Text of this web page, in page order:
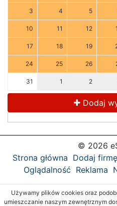
3 4 5
10 11 12
17 18 19
24 25 26
31 1 2
Dodaj
© 2026
Strona główna Dodaj
Oglądalność Reklama
Używamy plików cookies oraz
umieszczanie naszym zewnętrznym